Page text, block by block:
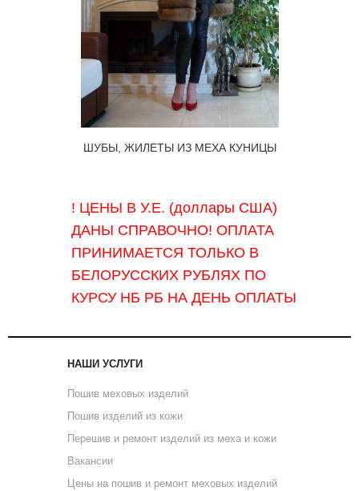
ШУБЫ, ЖИЛЕТЫ ИЗ МЕХА КУНИЦЫ
! ЦЕНЫ В У.Е. (доллары США)
ДАНЫ СПРАВОЧНО! ОПЛАТА
ПРИНИМАЕТСЯ ТОЛЬКО В
БЕЛОРУССКИХ РУБЛЯХ ПО
КУРСУ НБ РБ НА ДЕНЬ ОПЛАТЫ
НАШИ УСЛУГИ
Пошив меховых изделий
Пошив изделий из кожи
Перешив и ремонт изделий из меха и кожи
Вакансии
Цены на пошив и ремонт меховых изделий